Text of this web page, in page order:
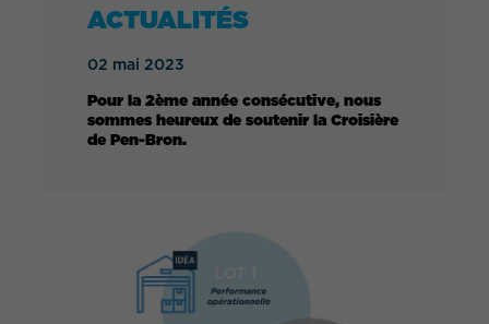
ACTUALITÉS
02 mai 2023
Pour la 2ème année consécutive, nous
sommes heureux de soutenir la Croisière
de Pen-Bron.